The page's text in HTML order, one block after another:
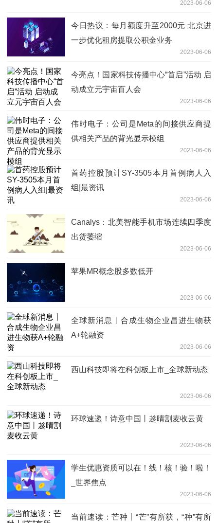
2023-06-06
今日热议：每月额度升至2000元 北京进
一步优化租房提取公积金业务
2023-06-06
今亮点！国家科技传播中心“首启”活动 启
动成立元宇宙百人会
2023-06-06
伟时电子：公司是Meta的间接供应商提
供相关产品的背光显示模组
2023-06-06
首药控股预计SY-3505本月首例病人入
组|最资讯
2023-06-06
Canalys：北美智能手机市场连续四季度
出货萎缩
2023-06-06
苹果MR概念股多数低开
2023-06-06
全球新消息丨合成生物企业昌进生物获
A+轮融资
2023-06-06
西山科技即将在科创板上市_全球新动态
2023-06-06
环球速递！诗意中国丨趁晴割麦收云黄
2023-06-06
学生优惠资质可以在！线！核！验！啦！
_世界焦点
2023-06-06
当前速读：芒种丨“芒”有所获，“种”有所